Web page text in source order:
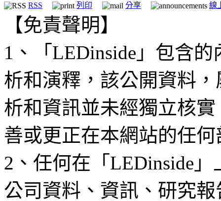
RSS 列印 分享 線
【免責聲明】
1、「LEDinside」包含
析和演釋，該公開資料
析和資訊並未經獨立核
善或更正在本網站的任
2、任何在「LEDinside
公司資料、資訊、研究